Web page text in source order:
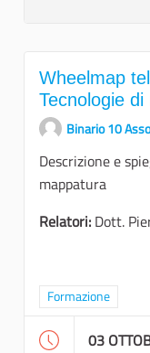
Wheelmap
Tecnologie
Binario 10
Descrizione e
mappatura
Relatori: Dott.
Filtra i risultati per
Formazione
03